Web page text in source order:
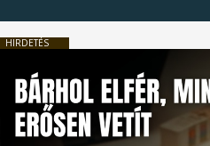
HIRDETÉS